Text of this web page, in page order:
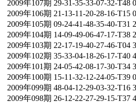
2009年107期 29-31-35-33-07-32-T48
2009年106期 21-13-11-20-28-16-T15
2009年105期 09-24-41-48-35-40-T31
2009年104期 14-09-49-06-47-17-T38
2009年103期 22-17-19-40-27-46-T04
2009年102期 35-33-04-18-26-17-T40
2009年101期 24-05-42-08-17-30-T34
2009年100期 15-11-32-12-24-05-T39
2009年099期 48-04-12-29-03-32-T16
2009年098期 26-12-22-27-29-15-T37